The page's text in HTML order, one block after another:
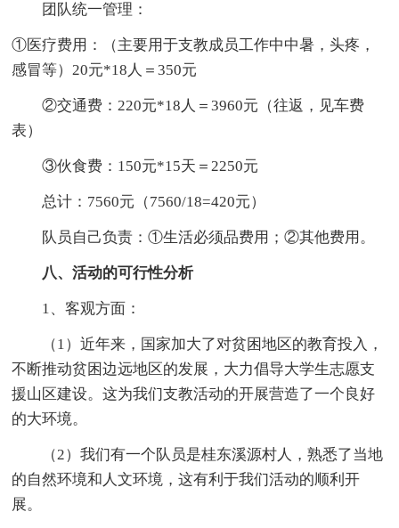
团队统一管理：
①医疗费用：（主要用于支教成员工作中中暑，头疼，
感冒等）20元*18人＝350元
②交通费：220元*18人＝3960元（往返，见车费
表）
③伙食费：150元*15天＝2250元
总计：7560元（7560/18=420元）
队员自己负责：①生活必须品费用；②其他费用。
八、活动的可行性分析
1、客观方面：
（1）近年来，国家加大了对贫困地区的教育投入，
不断推动贫困边远地区的发展，大力倡导大学生志愿支
援山区建设。这为我们支教活动的开展营造了一个良好
的大环境。
（2）我们有一个队员是桂东溪源村人，熟悉了当地
的自然环境和人文环境，这有利于我们活动的顺利开
展。